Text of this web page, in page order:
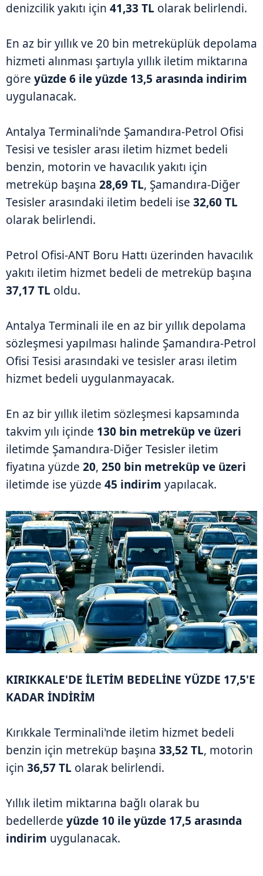
denizcilik yakıtı için 41,33 TL olarak belirlendi.
En az bir yıllık ve 20 bin metreküplük depolama
hizmeti alınması şartıyla yıllık iletim miktarına
göre yüzde 6 ile yüzde 13,5 arasında indirim
uygulanacak.
Antalya Terminali'nde Şamandıra-Petrol Ofisi
Tesisi ve tesisler arası iletim hizmet bedeli
benzin, motorin ve havacılık yakıtı için
metreküp başına 28,69 TL, Şamandıra-Diğer
Tesisler arasındaki iletim bedeli ise 32,60 TL
olarak belirlendi.
Petrol Ofisi-ANT Boru Hattı üzerinden havacılık
yakıtı iletim hizmet bedeli de metreküp başına
37,17 TL oldu.
Antalya Terminali ile en az bir yıllık depolama
sözleşmesi yapılması halinde Şamandıra-Petrol
Ofisi Tesisi arasındaki ve tesisler arası iletim
hizmet bedeli uygulanmayacak.
En az bir yıllık iletim sözleşmesi kapsamında
takvim yılı içinde 130 bin metreküp ve üzeri
iletimde Şamandıra-Diğer Tesisler iletim
fiyatına yüzde 20, 250 bin metreküp ve üzeri
iletimde ise yüzde 45 indirim yapılacak.
KIRIKKALE'DE İLETİM BEDELİNE YÜZDE 17,5'E
KADAR İNDİRİM
Kırıkkale Terminali'nde iletim hizmet bedeli
benzin için metreküp başına 33,52 TL, motorin
için 36,57 TL olarak belirlendi.
Yıllık iletim miktarına bağlı olarak bu
bedellerde yüzde 10 ile yüzde 17,5 arasında
indirim uygulanacak.